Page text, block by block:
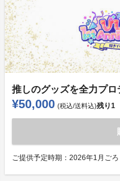
推しのグッズを全力プロ
¥50,000 (税込/送料込)残り1
ご提供予定時期： 2026年1月ご